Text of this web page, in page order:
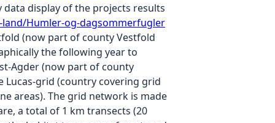
display of the projects results
land/Humler-og-dagsommerfugler
(now part of county Vestfold
the following year to
Agder (now part of county
Lucas-grid (country covering grid
areas). The grid network is made
a total of 1 km transects (20